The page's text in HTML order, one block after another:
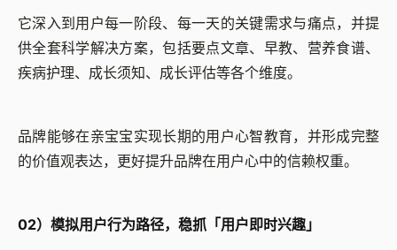
它深入到用户每一阶段、每一天的关键需求与痛点，并提
供全套科学解决方案，包括要点文章、早教、营养食谱、
疾病护理、成长须知、成长评估等各个维度。
品牌能够在亲宝宝实现长期的用户心智教育，并形成完整
的价值观表达，更好提升品牌在用户心中的信赖权重。
02）模拟用户行为路径，稳抓 「用户即时兴趣 」